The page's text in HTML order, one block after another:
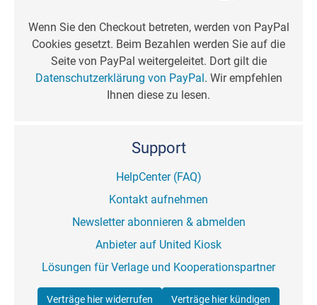
Wenn Sie den Checkout betreten, werden von PayPal
Cookies gesetzt. Beim Bezahlen werden Sie auf die
Seite von PayPal weitergeleitet. Dort gilt die
Datenschutzerklärung von PayPal. Wir empfehlen
Ihnen diese zu lesen.
Support
HelpCenter (FAQ)
Kontakt aufnehmen
Newsletter abonnieren & abmelden
Anbieter auf United Kiosk
Lösungen für Verlage und Kooperationspartner
Verträge hier widerrufen Verträge hier kündigen